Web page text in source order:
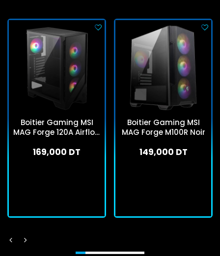
Boitier Gaming MSI
MAG Forge 120A Airflow
169,000 DT
Boitier Gaming MSI
MAG Forge M100R Noir
149,000 DT